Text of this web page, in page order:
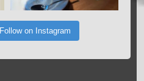
Follow on Instagram